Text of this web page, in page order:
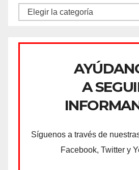
CATEGORÍAS
A
Síguenos a través de
Facebook, Twitter y